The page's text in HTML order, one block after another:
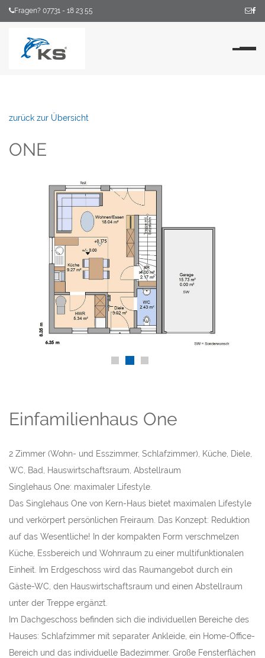
Fragen? 07731 - 18 23 55
zurück zur Übersicht
ONE
Einfamilienhaus One
2 Zimmer (Wohn- und Esszimmer, Schlafzimmer), Küche, Diele,
WC, Bad, Hauswirtschaftsraum, Abstellraum
Singlehaus One: maximaler Lifestyle.
Das Singlehaus One von Kern-Haus bietet maximalen Lifestyle
und verkörpert persönlichen Freiraum. Das Konzept: Reduktion
auf das Wesentliche! In der kompakten Form verschmelzen
Küche, Essbereich und Wohnraum zu einer multifunktionalen
Einheit. Im Erdgeschoss wird das Raumangebot durch ein
Gäste-WC, den Hauswirtschaftsraum und einen Abstellraum
unter der Treppe ergänzt.
Im Dachgeschoss befinden sich die individuellen Bereiche des
Hauses: Schlafzimmer mit separater Ankleide, ein Home-Office-
Bereich und das individuelle Badezimmer. Große Fensterflächen